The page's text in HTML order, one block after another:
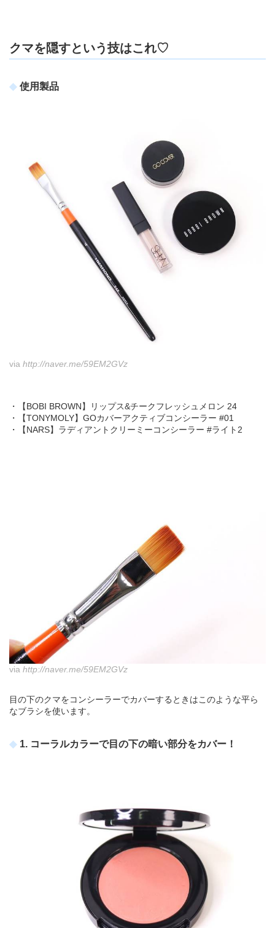
クマを隠すという技はこれ♡
使用製品
via http://naver.me/59EM2GVz
・【BOBI BROWN】リップス&チークフレッシュメロン 24
・【TONYMOLY】GOカバーアクティブコンシーラー #01
・【NARS】ラディアントクリーミーコンシーラー #ライト2
via http://naver.me/59EM2GVz
目の下のクマをコンシーラーでカバーするときはこのような平ら
なブラシを使います。
1. コーラルカラーで目の下の暗い部分をカバー！